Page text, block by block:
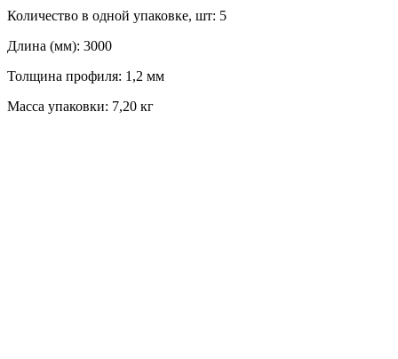
Количество в одной упаковке, шт: 5
Длина (мм): 3000
Толщина профиля: 1,2 мм
Масса упаковки: 7,20 кг